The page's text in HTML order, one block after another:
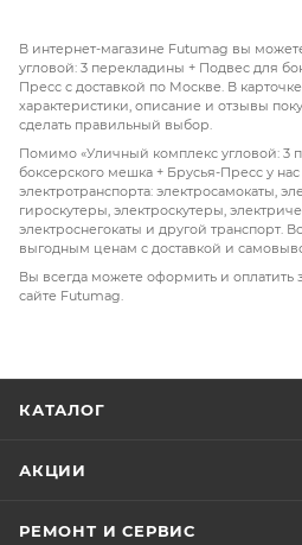
В интернет-магазине Futumag вы
угловой: 3 перекладины + Подвес для
Пресс с доставкой по Москве. В
характеристики, описание и отзывы
сделать правильный выбор.
Помимо «Уличный комплекс угловой: 3
боксерского мешка + Брусья-Пресс у
электротранспорта: электросамокаты,
гироскутеры, электроскутеры,
электроснегокаты и другой транспорт.
выгодным ценам с доставкой и
Вы всегда можете оформить и оплатить
сайте Futumag.
КАТАЛОГ
АКЦИИ
РЕМОНТ И СЕРВИС